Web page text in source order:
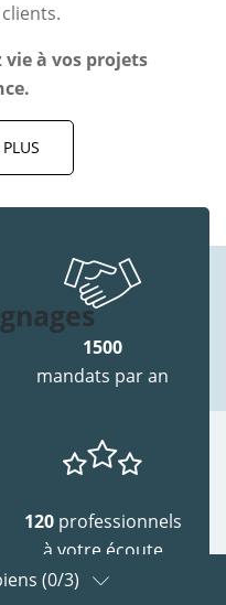
à vos projets
1500
mandats par an
120 professionnels
à votre écoute
(0/3)